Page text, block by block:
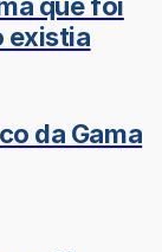
existia
da Gama